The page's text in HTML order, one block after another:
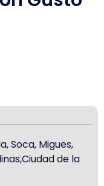
Soca, Migues,
de la